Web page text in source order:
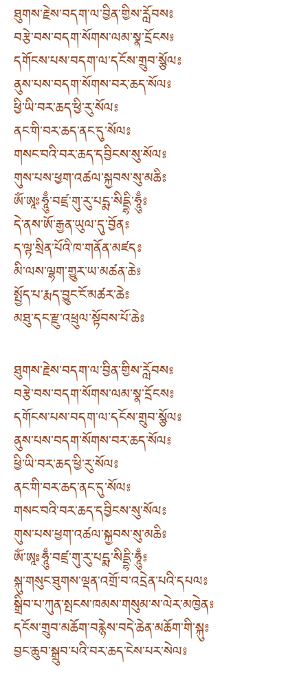
ཐུགས་རྗེས་བདག་ལ་བྱིན་གྱིས་རློབས༔
བརྩེ་བས་བདག་སོགས་ལམ་སྣ་དྲོངས༔
དགོངས་པས་བདག་ལ་དངོས་གྲུབ་སྩོལ༔
ནུས་པས་བདག་སོགས་བར་ཆད་སོལ༔
ཕྱི་ཡི་བར་ཆད་ཕྱི་རུ་སོལ༔
ནང་གི་བར་ཆད་ནང་དུ་སོལ༔
གསང་བའི་བར་ཆད་དབྱིངས་སུ་སོལ༔
གུས་པས་ཕྱག་འཚལ་སྐྱབས་སུ་མཆི༔
ཨོཾ་ཨཱཿཧཱུྃ་བཛྲ་གུ་རུ་པདྨ་སིདྡྷི་ཧཱུྃ༔
དེ་ནས་ཨོ་རྒྱན་ཡུལ་དུ་བྱོན༔
ད་ལྟ་སྲིན་པོའི་ཁ་གནོན་མཛད༔
མི་ལས་ལྷག་གྱུར་ཡ་མཚན་ཆེ༔
སྤྱོད་པ་རྨད་བྱུང་ངོ་མཚར་ཆེ༔
མཐུ་དང་རྫུ་འཕྲུལ་སྟོབས་པོ་ཆེ༔
ཐུགས་རྗེས་བདག་ལ་བྱིན་གྱིས་རློབས༔
བརྩེ་བས་བདག་སོགས་ལམ་སྣ་དྲོངས༔
དགོངས་པས་བདག་ལ་དངོས་གྲུབ་སྩོལ༔
ནུས་པས་བདག་སོགས་བར་ཆད་སོལ༔
ཕྱི་ཡི་བར་ཆད་ཕྱི་རུ་སོལ༔
ནང་གི་བར་ཆད་ནང་དུ་སོལ༔
གསང་བའི་བར་ཆད་དབྱིངས་སུ་སོལ༔
གུས་པས་ཕྱག་འཚལ་སྐྱབས་སུ་མཆི༔
ཨོཾ་ཨཱཿཧཱུྃ་བཛྲ་གུ་རུ་པདྨ་སིདྡྷི་ཧཱུྃ༔
སྐུ་གསུང་ཐུགས་ལྡན་འགྲོ་བ་འདྲེན་པའི་དཔལ༔
སྒྲིབ་པ་ཀུན་སྤངས་ཁམས་གསུམ་ས་ལེར་མཁྱེན༔
དངོས་གྲུབ་མཆོག་བརྙེས་བདེ་ཆེན་མཆོག་གི་སྐུ༔
བྱང་ཆུབ་སྒྲུབ་པའི་བར་ཆད་ངེས་པར་སེལ༔